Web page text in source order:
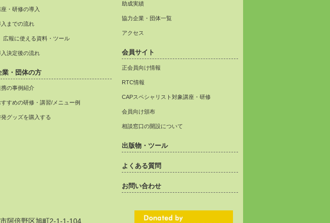
座・研修の導入
入までの流れ
広報に使える資料・ツール
入決定後の流れ
業・団体の方
携の事例紹介
すすめの研修・講習/メニュー例
発グッズを購入する
助成実績
協力企業・団体一覧
アクセス
会員サイト
正会員向け情報
RTC情報
CAPスペシャリスト対象講座・研修
会員向け頒布
相談窓口の開設について
出版物・ツール
よくある質問
お問い合わせ
阿倍野区旭町2-1-1-104